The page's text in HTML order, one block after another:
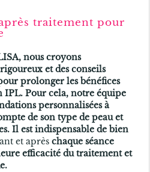
traitement pour
nous croyons
et des conseils
prolonger les bénéfices
IPL. Pour cela, notre équipe
personnalisées à
de son type de peau et
Il est indispensable de bien
et après chaque séance
efficacité du traitement et